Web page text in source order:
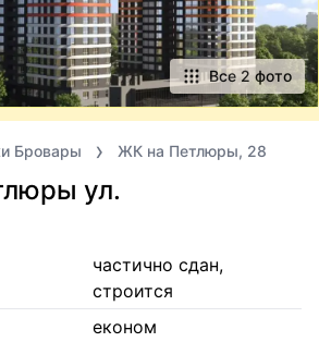
Все 2 фото
Бровары ЖК на Петлюры, 28
ул.
частично сдан,
строится
економ